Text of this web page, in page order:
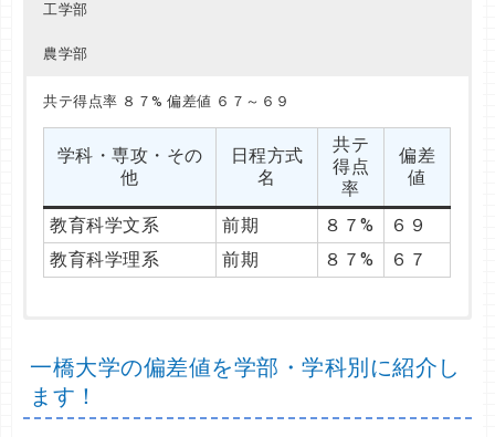
工学部
農学部
他
名
共テ
得点
率
値
総合人間文系 前期 ９２%
６９
総合人間理系
前期 ９３% ６７
他
名
共テ
得点
率
値
人文 前期 ８７% ６９
共テ得点率 ８７% 偏差値 ６７～６９
学科・専攻・その
他
日程方式
名
共テ
得点
率
偏差
値
教育科学文系 前期 ８７%
６９
教育科学理系
前期 ８７% ６７
学科・専攻・その
日程方式
共テ
率
偏差
学科・専攻・その
日程方式
共テ
率
偏差
学科・専攻・その
日程方式
共テ
率
偏差
学科・専攻・その
日程方式
共テ
率
偏差
学科・専攻・その
日程方式
共テ
率
偏差
学科・専攻・その
日程方式
共テ
率
偏差
学科・専攻・その
日程方式
共テ
率
偏差
一橋大学の偏差値を学部・学科別に紹介し
ます！